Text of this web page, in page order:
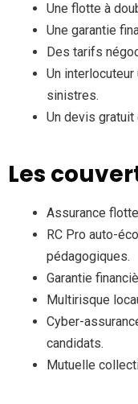
Une flotte à
Une garantie
Des tarifs
Un
sinistres.
Un devis gratuit
Les
Assurance
RC Pro auto-
pédagogiques.
Garantie
Multirisque
Cyber-
candidats.
Mutuelle